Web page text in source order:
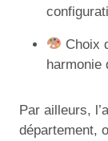
Choix
harmonie
Par ailleurs,
département,